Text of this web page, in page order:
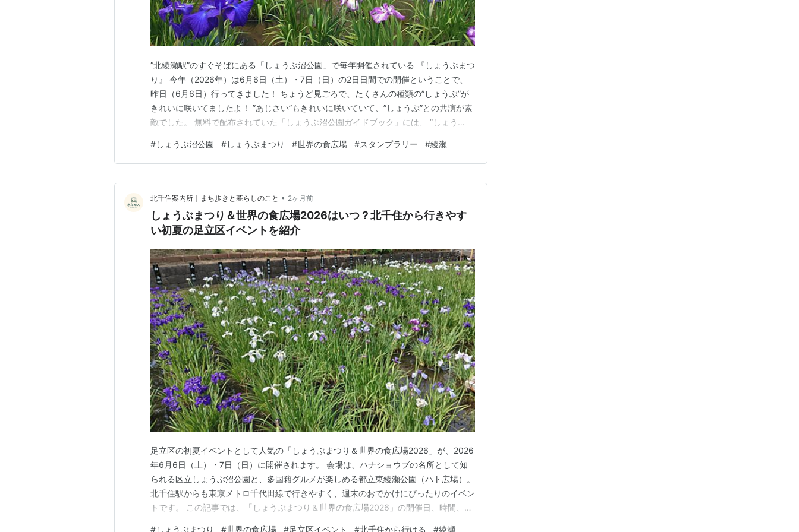
”北綾瀬駅”のすぐそばにある「しょうぶ沼公園」で毎年開催されている 『しょうぶまつ
り』 今年（2026年）は6月6日（土）・7日（日）の2日日間での開催ということで、
昨日（6月6日）行ってきました！ ちょうど見ごろで、たくさんの種類の”しょうぶ”が
きれいに咲いてましたよ！ ”あじさい”もきれいに咲いていて、”しょうぶ”との共演が素
敵でした。 無料で配布されていた「しょうぶ沼公園ガイドブック」には、 ”しょう
た。 また、お隣の”綾瀬駅”前にある「ハト広場」で同時開催されている『世界の食広
場』と合同で”スタンプラリー…
#しょうぶ沼公園 #しょうぶまつり #世界の食広場 #スタンプラリー #綾瀬
北千住案内所｜まち歩きと暮らしのこと • 2ヶ月前
しょうぶまつり＆世界の食広場2026はいつ？北千住から行きやす
い初夏の足立区イベントを紹介
足立区の初夏イベントとして人気の「しょうぶまつり＆世界の食広場2026」が、2026
年6月6日（土）・7日（日）に開催されます。 会場は、ハナショウブの名所として知
られる区立しょうぶ沼公園と、多国籍グルメが楽しめる都立東綾瀬公園（ハト広場）。
北千住駅からも東京メトロ千代田線で行きやすく、週末のおでかけにぴったりのイベン
トです。 この記事では、「しょうぶまつり＆世界の食広場2026」の開催日、時間、会
#しょうぶまつり #世界の食広場 #足立区イベント #北千住から行ける #綾瀬